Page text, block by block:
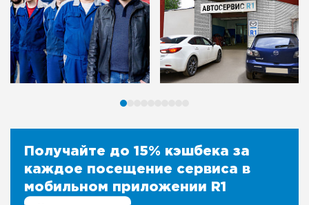
Получайте до 15% кэшбека за
каждое посещение сервиса в
мобильном приложении R1